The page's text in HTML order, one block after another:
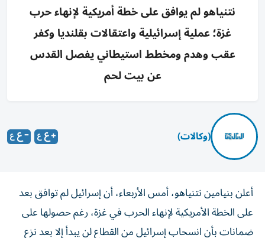
نتنياهو لم يوافق على خطة أمريكية لإنهاء حرب
غزة؛ عملية إسرائيلية واعتقالات بقلنديا وكفر
عقب وهدم ومخطط استيطاني يفصل القدس
عن بيت لحم
(وكالات)
أعلن بنيامين نتنياهو، أمس الأربعاء، أن إسرائيل لم توافق بعد
على الخطة الأمريكية لإنهاء الحرب في غزة، رغم حصولها على
ضمانات بأن انسحاب إسرائيل من القطاع لن يبدأ إلا بعد نزع